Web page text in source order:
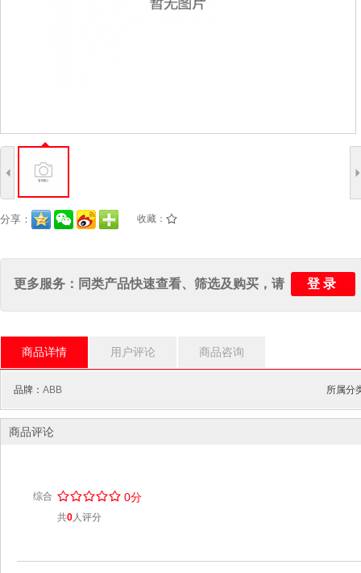
4
分享： 收藏： /
更多服务：同类产品快速查看、筛选及购买，请 登录
商品详情 用户评论 商品咨询
品牌： ABB 所属分
商品评论
综合 /////
..... 0分
共0人评分